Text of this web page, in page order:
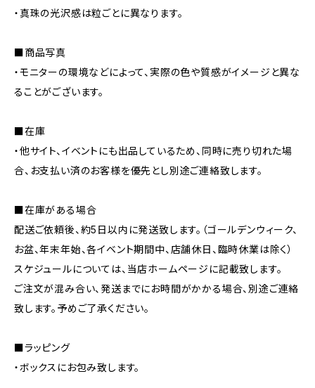
・真珠の光沢感は粒ごとに異なります。
■商品写真
・モニターの環境などによって、実際の色や質感がイメージと異な
ることがございます。
■在庫
・他サイト、イベントにも出品しているため、同時に売り切れた場
合、お支払い済のお客様を優先とし別途ご連絡致します。
■在庫がある場合
配送ご依頼後、約5日以内に発送致します。（ゴールデンウィーク、
お盆、年末年始、各イベント期間中、店舗休日、臨時休業は除く）
スケジュールについては、当店ホームページに記載致します。
ご注文が混み合い、発送までにお時間がかかる場合、別途ご連絡
致します。予めご了承ください。
■ラッピング
・ボックスにお包み致します。